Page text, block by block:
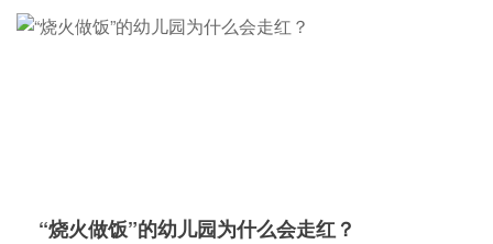
“烧火做饭”的幼儿园为什么会走红？